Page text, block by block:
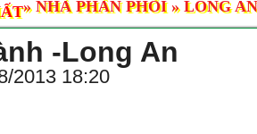
» NHÀ PHÂN PHỐI » LONG AN
-Long An
2013 18:20